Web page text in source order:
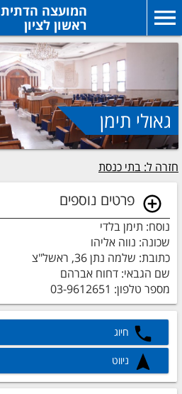
המועצה הדתית
ראשון לציון
גאולי תימן
חזרה ל: בתי כנסת
פרטים נוספים
נוסח: תימן בלדי
שכונה: נווה אליהו
כתובת: שלמה נתן 36, ראשל"צ
שם הגבאי: דחוח אברהם
מספר טלפון: 03-9612651
חיוג
ניווט